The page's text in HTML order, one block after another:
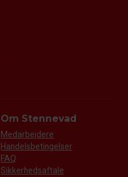
Om Stennevad
Medarbejdere
Handelsbetingelser
FAQ
Sikkerhedsaftale